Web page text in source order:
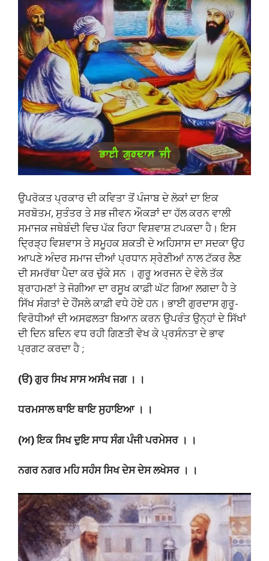
ਉਪਰੋਕਤ ਪ੍ਰਕਾਰ ਦੀ ਕਵਿਤਾ ਤੋਂ ਪੰਜਾਬ ਦੇ ਲੋਕਾਂ ਦਾ ਇਕ
ਸਰਬੋਤਮ, ਸੁਤੰਤਰ ਤੇ ਸਭ ਜੀਵਨ ਔਕੜਾਂ ਦਾ ਹੱਲ ਕਰਨ ਵਾਲੀ
ਸਮਾਜਕ ਜਥੇਬੰਦੀ ਵਿਚ ਪੱਕ ਰਿਹਾ ਵਿਸ਼ਵਾਸ਼ ਟਪਕਦਾ ਹੈ। ਇਸ
ਦ੍ਰਿੜ੍ਹ ਵਿਸ਼ਵਾਸ ਤੇ ਸਮੂਹਕ ਸ਼ਕਤੀ ਦੇ ਅਹਿਸਾਸ ਦਾ ਸਦਕਾ ਉਹ
ਆਪਣੇ ਅੰਦਰ ਸਮਾਜ ਦੀਆਂ ਪ੍ਰਧਾਨ ਸ੍ਰੇਣੀਆਂ ਨਾਲ ਟੱਕਰ ਲੈਣ
ਦੀ ਸਮਰੱਥਾ ਪੈਦਾ ਕਰ ਚੁੱਕੇ ਸਨ । ਗੁਰੂ ਅਰਜਨ ਦੇ ਵੇਲੇ ਤੱਕ
ਬ੍ਰਾਹਮਣਾਂ ਤੇ ਜੋਗੀਆ ਦਾ ਰਸੂਖ ਕਾਫ਼ੀ ਘੱਟ ਗਿਆ ਲਗਦਾ ਹੈ ਤੇ
ਸਿੱਖ ਸੰਗਤਾਂ ਦੇ ਹੌਂਸਲੇ ਕਾਫ਼ੀ ਵਧੇ ਹੋਏ ਹਨ। ਭਾਈ ਗੁਰਦਾਸ ਗੁਰੂ-
ਵਿਰੋਧੀਆਂ ਦੀ ਅਸਫਲਤਾ ਬਿਆਨ ਕਰਨ ਉਪਰੰਤ ਉਨ੍ਹਾਂ ਦੇ ਸਿੱਖਾਂ
ਦੀ ਦਿਨ ਬਦਿਨ ਵਧ ਰਹੀ ਗਿਣਤੀ ਵੇਖ ਕੇ ਪ੍ਰਸੰਨਤਾ ਦੇ ਭਾਵ
ਪ੍ਰਗਟ ਕਰਦਾ ਹੈ ;
(ੳ) ਗੁਰ ਸਿਖ ਸਾਸ ਅਸੰਖ ਜਗ । ।
ਧਰਮਸਾਲ ਥਾਇ ਥਾਇ ਸੁਹਾਇਆ । ।
(ਅ) ਇਕ ਸਿਖ ਦੁਇ ਸਾਧ ਸੰਗ ਪੰਜੀ ਪਰਮੇਸਰ । ।
ਨਗਰ ਨਗਰ ਮਹਿ ਸਹੰਸ ਸਿਖ ਦੇਸ ਦੇਸ ਲਖੇਸਰ । ।